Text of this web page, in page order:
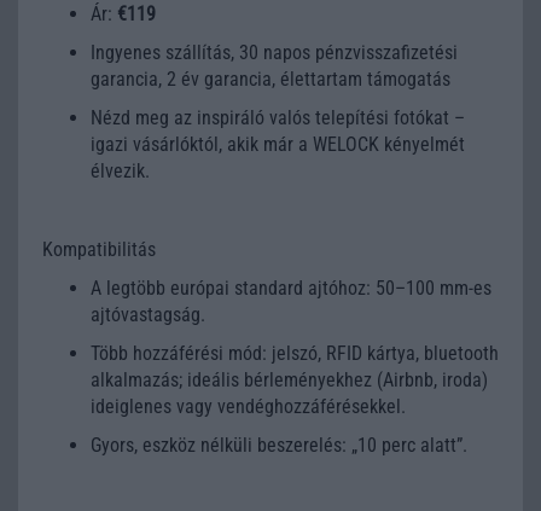
Ár: €119
Ingyenes szállítás, 30 napos pénzvisszafizetési
garancia, 2 év garancia, élettartam támogatás
Nézd meg az inspiráló valós telepítési fotókat –
igazi vásárlóktól, akik már a WELOCK kényelmét
élvezik.
Kompatibilitás
A legtöbb európai standard ajtóhoz: 50–100 mm-es
ajtóvastagság.
Több hozzáférési mód: jelszó, RFID kártya, bluetooth
alkalmazás; ideális bérleményekhez (Airbnb, iroda)
ideiglenes vagy vendéghozzáférésekkel.
Gyors, eszköz nélküli beszerelés: „10 perc alatt”.